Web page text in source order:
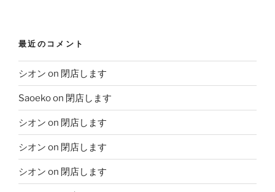
最近のコメント
シオン on 閉店します
Saoekoon 閉店します
シオン on 閉店します
シオン on 閉店します
シオン on 閉店します